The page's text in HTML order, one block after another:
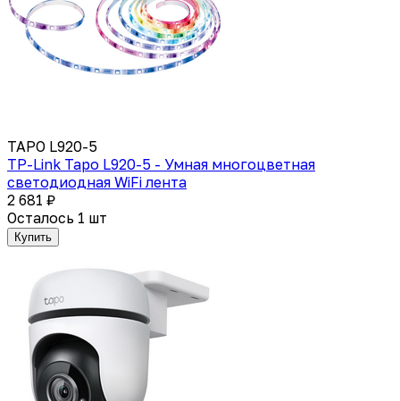
TAPO L920-5
TP-Link Tapo L920-5 - Умная многоцветная
светодиодная WiFi лента
2 681 ₽
Осталось 1 шт
Купить